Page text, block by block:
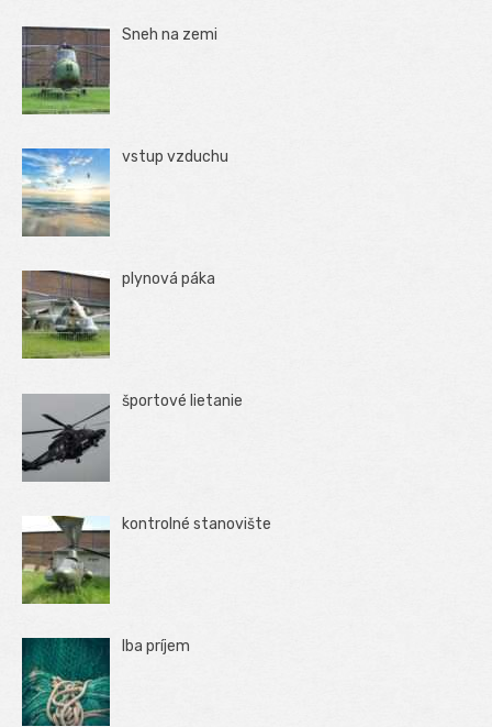
Sneh na zemi
vstup vzduchu
plynová páka
športové lietanie
kontrolné stanovište
Iba príjem